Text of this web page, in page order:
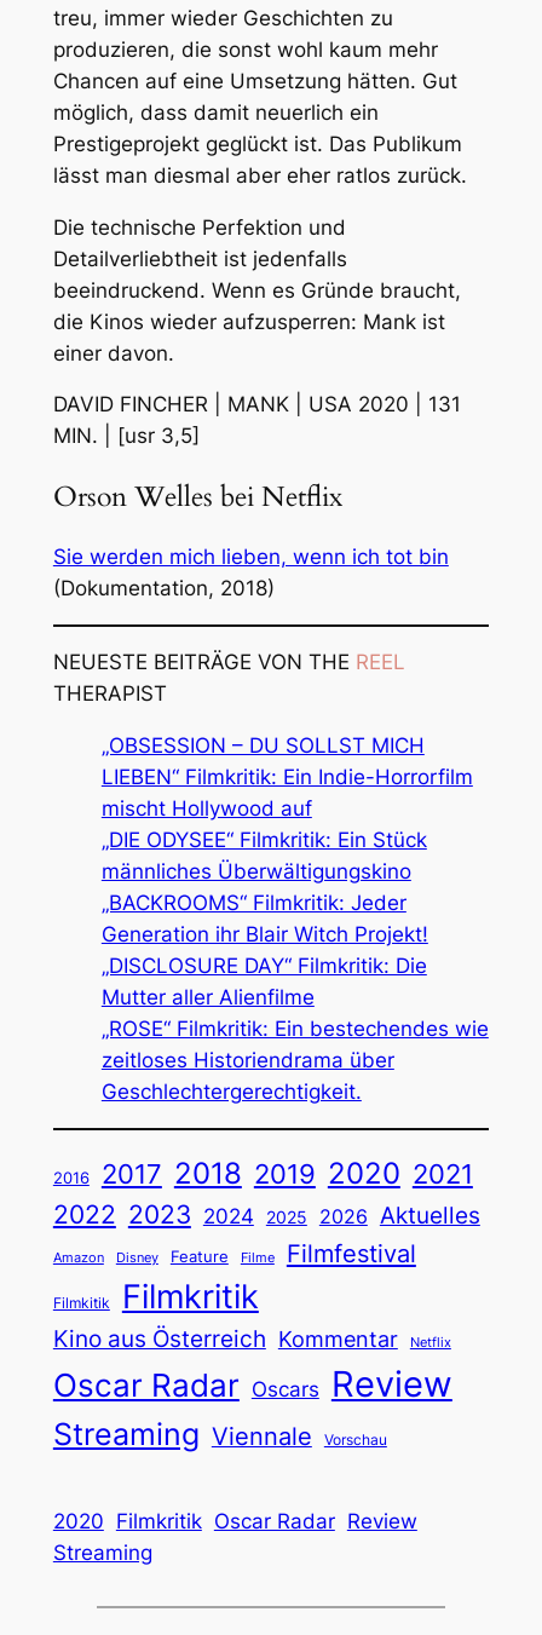
treu, immer wieder Geschichten zu
produzieren, die sonst wohl kaum mehr
Chancen auf eine Umsetzung hätten. Gut
möglich, dass damit neuerlich ein
Prestigeprojekt geglückt ist. Das Publikum
lässt man diesmal aber eher ratlos zurück.
Die technische Perfektion und
Detailverliebtheit ist jedenfalls
beeindruckend. Wenn es Gründe braucht,
die Kinos wieder aufzusperren: Mankist
einer davon.
DAVID FINCHER | MANK | USA 2020 | 131
MIN. | [usr 3,5]
Orson Welles bei Netflix
Sie werden mich lieben, wenn ich tot bin
(Dokumentation, 2018)
NEUESTE BEITRÄGE VON THE REEL
THERAPIST
„OBSESSION – DU SOLLST MICH
LIEBEN“ Filmkritik: Ein Indie-Horrorfilm
mischt Hollywood auf
„DIE ODYSEE“ Filmkritik: Ein Stück
männliches Überwältigungskino
„BACKROOMS“ Filmkritik: Jeder
Generation ihr Blair Witch Projekt!
„DISCLOSURE DAY“ Filmkritik: Die
Mutter aller Alienfilme
„ROSE“ Filmkritik: Ein bestechendes wie
zeitloses Historiendrama über
Geschlechtergerechtigkeit.
2016 2017 2018 2019 2020 2021
2022 2023 2024 2025 2026 Aktuelles
Amazon Disney Feature Filme Filmfestival
Filmkitik Filmkritik
Kino aus Österreich Kommentar Netflix
Oscar Radar Oscars Review
Streaming Viennale Vorschau
2020 Filmkritik Oscar Radar Review
Streaming